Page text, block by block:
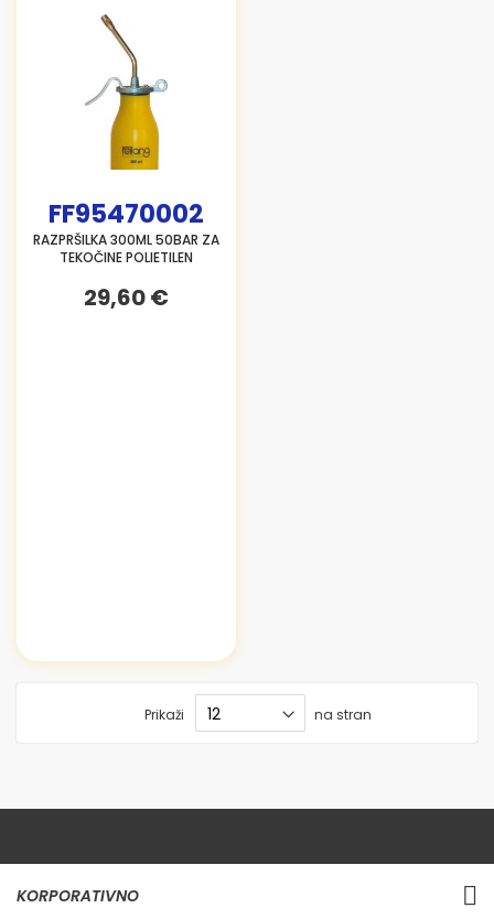
FF95470002
RAZPRŠILKA 300ML 50BAR ZA
TEKOČINE POLIETILEN
29,60 €
Prikaži na stran
KORPORATIVNO